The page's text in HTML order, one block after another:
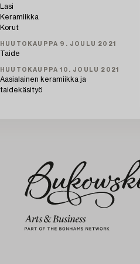
Lasi
Keramiikka
Korut
HUUTOKAUPPA 9. JOULU 2021
Taide
HUUTOKAUPPA 10. JOULU 2021
Aasialainen keramiikka ja
taidekäsityö